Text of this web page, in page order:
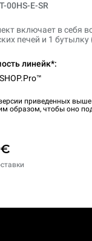
00HS-E-SR
включает в себя
печей и 1 бутылку
линейк*:
приведенных
образом, чтобы оно